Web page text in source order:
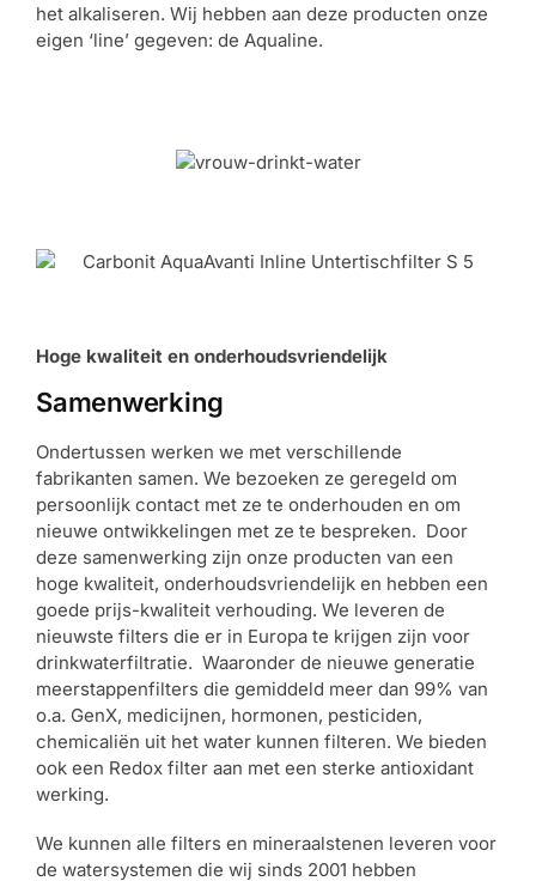
het alkaliseren. Wij hebben aan deze producten onze
eigen ‘line’ gegeven: de Aqualine.
Hoge kwaliteit en onderhoudsvriendelijk
Samenwerking
Ondertussen werken we met verschillende
fabrikanten samen. We bezoeken ze geregeld om
persoonlijk contact met ze te onderhouden en om
nieuwe ontwikkelingen met ze te bespreken. Door
deze samenwerking zijn onze producten van een
hoge kwaliteit, onderhoudsvriendelijk en hebben een
goede prijs-kwaliteit verhouding. We leveren de
nieuwste filters die er in Europa te krijgen zijn voor
drinkwaterfiltratie. Waaronder de nieuwe generatie
meerstappenfilters die gemiddeld meer dan 99% van
o.a. GenX, medicijnen, hormonen, pesticiden,
chemicaliën uit het water kunnen filteren. We bieden
ook een Redox filter aan met een sterke antioxidant
werking.
We kunnen alle filters en mineraalstenen leveren voor
de watersystemen die wij sinds 2001 hebben